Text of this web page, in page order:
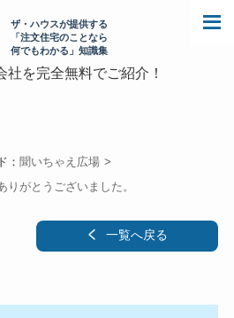
ザ・ハウスが提供する
「注文住宅のことなら
何でもわかる」知識集
を完全無料でご紹介！
： 聞いちゃえ広場
りがとうございました。
一覧へ戻る